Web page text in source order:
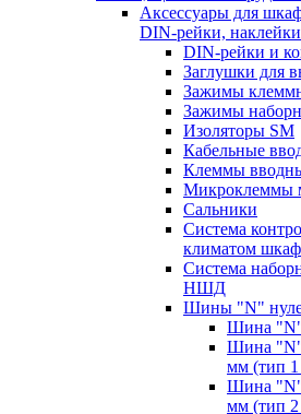
Аксессуары для
DIN-рейки,
DIN-рейки и
Заглушки для
Зажимы
Зажимы
Изоляторы SM
Кабельные
Клеммы
Микроклеммы
Сальники
Система
климатом
Система
НШД
Шины "N"
Шина "N"
Шина "N"
мм (тип
Шина "N"
мм (тип